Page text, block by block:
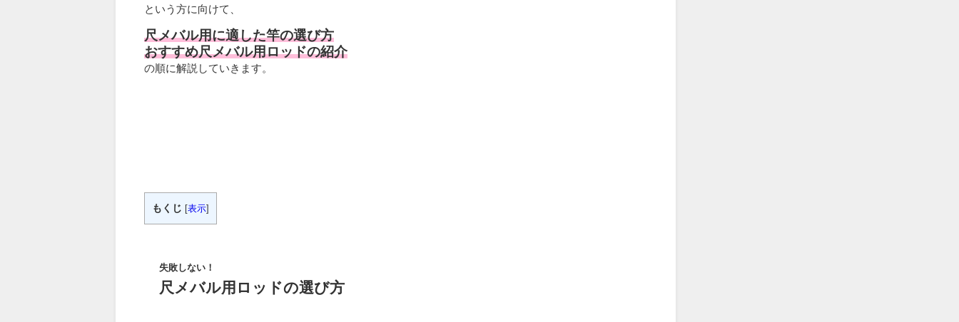
という方に向けて、
尺メバル用に適した竿の選び方
おすすめ尺メバル用ロッドの紹介
の順に解説していきます。
もくじ [表示]
失敗しない！
尺メバル用ロッドの選び方